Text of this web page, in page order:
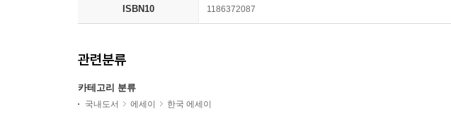
ISBN10 1186372087
관련분류
카테고리 분류
국내도서 에세이 한국 에세이